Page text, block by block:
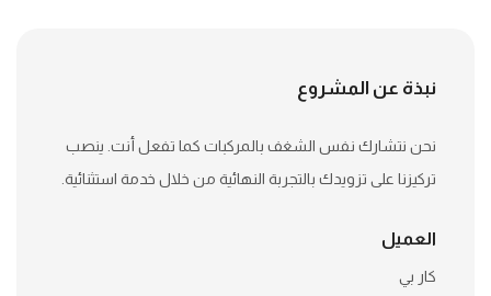
نبذة عن المشروع
نحن نتشارك نفس الشغف بالمركبات كما تفعل أنت. ينصب
تركيزنا على تزويدك بالتجربة النهائية من خلال خدمة استثنائية.
العميل
كار بي